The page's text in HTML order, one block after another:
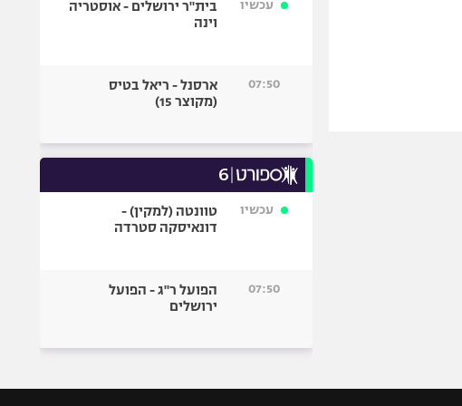
עכשיו
בית"ר ירושלים - אוסטריה
וינה
07:50
ארסנל - ריאל בטיס
(מקוצר 15)
עכשיו
טוונטה (למקין) -
דונאיסקה סטרדה
07:50
הפועל ר"ג - הפועל
ירושלים